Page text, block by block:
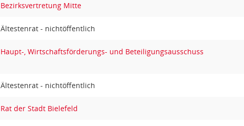
Bezirksvertretung Mitte
Ältestenrat - nichtöffentlich
Haupt-, Wirtschaftsförderungs- und Beteiligungsausschuss
Ältestenrat - nichtöffentlich
Rat der Stadt Bielefeld